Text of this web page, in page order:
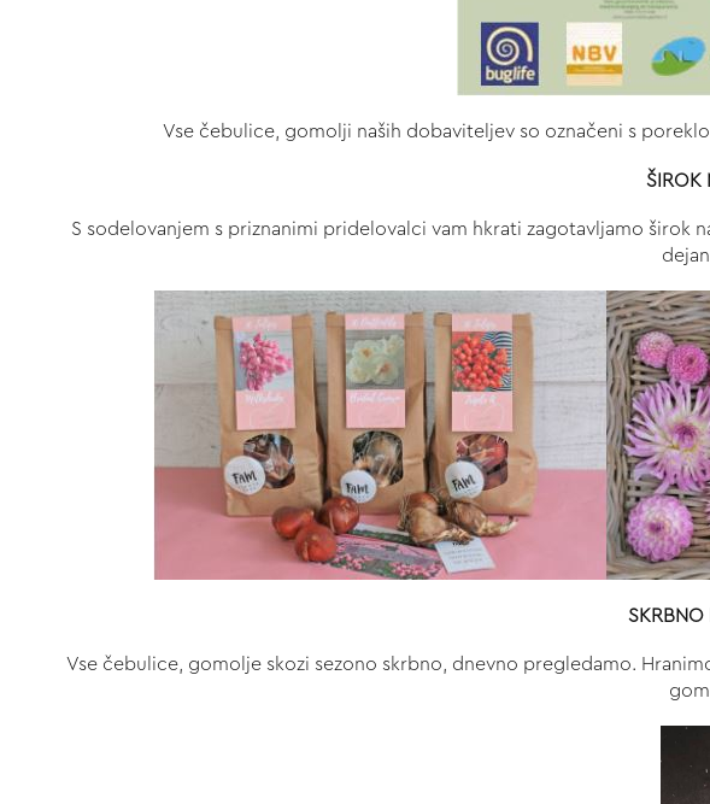
Vse čebulice, gomolji naših dobaviteljev so označeni s
ŠIROK
S sodelovanjem s priznanimi pridelovalci vam hkrati zagotavljamo širok
SKRBNO
Vse čebulice, gomolje skozi sezono skrbno, dnevno pregledamo.